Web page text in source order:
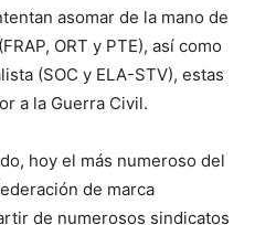
asomar de la mano de
ORT y PTE), así como
(SOC y ELA-STV), estas
a la Guerra Civil.
hoy el más numeroso del
de marca
de numerosos sindicatos